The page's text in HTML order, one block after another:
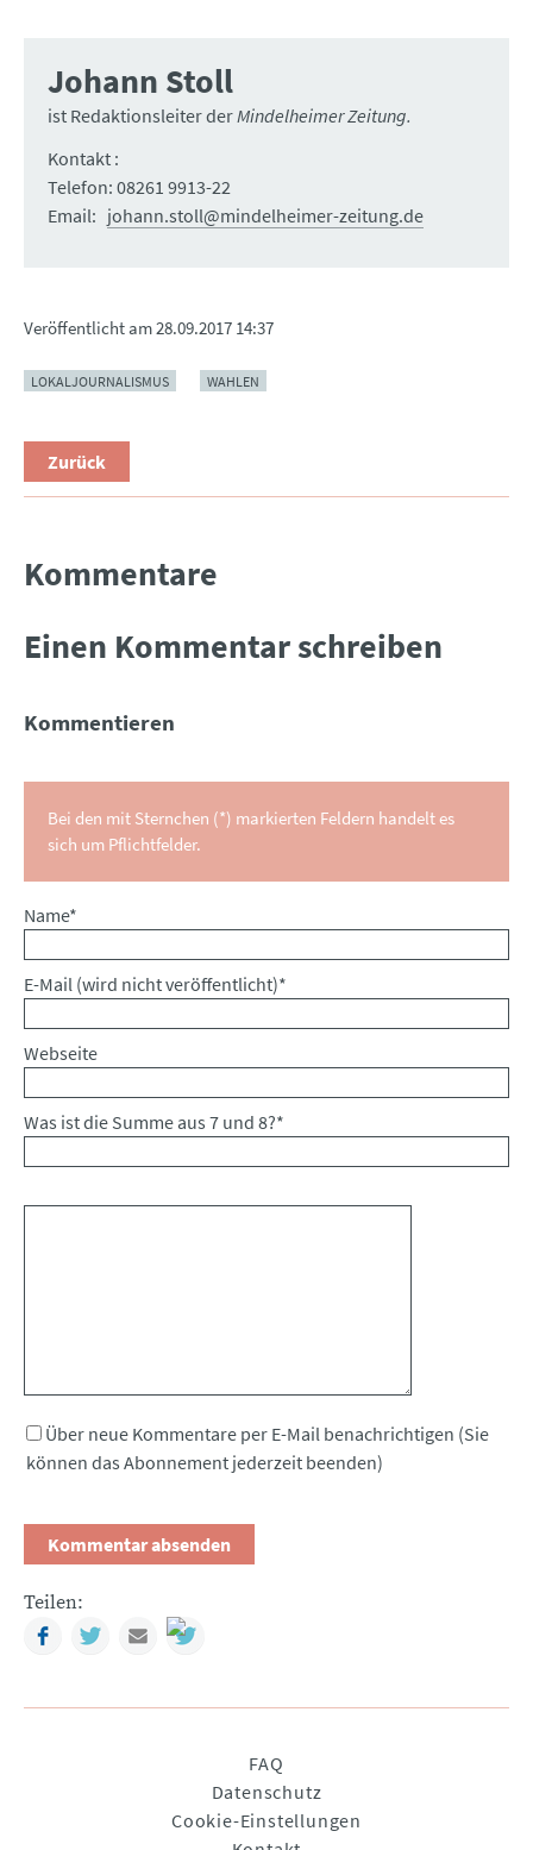
Johann Stoll
ist Redaktionsleiter der Mindelheimer Zeitung.
Kontakt :
Telefon: 08261 9913-22
Email: johann.stoll@mindelheimer-zeitung.de
Veröffentlicht am28.09.2017 14:37
LOKALJOURNALISMUS WAHLEN
Zurück
Kommentare
Einen Kommentar schreiben
Kommentieren
Bei den mit Sternchen (*) markierten Feldern handelt es
sich um Pflichtfelder.
Pflichtfeld
Name*
Pflichtfeld
E-Mail (wird nicht veröffentlicht)*
Webseite
Was ist die Summe aus 7 und 8?*
Über neue Kommentare per E-Mail benachrichtigen (Sie
können das Abonnement jederzeit beenden)
Teilen:
FacebookTwitterMail
FAQ
Datenschutz
Cookie-Einstellungen